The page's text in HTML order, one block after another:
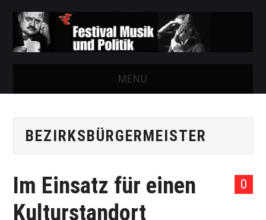
MENU
FESTIVAL
BEZIRKSBÜRGERMEISTER
0
Im Einsatz für einen
Kulturstandort